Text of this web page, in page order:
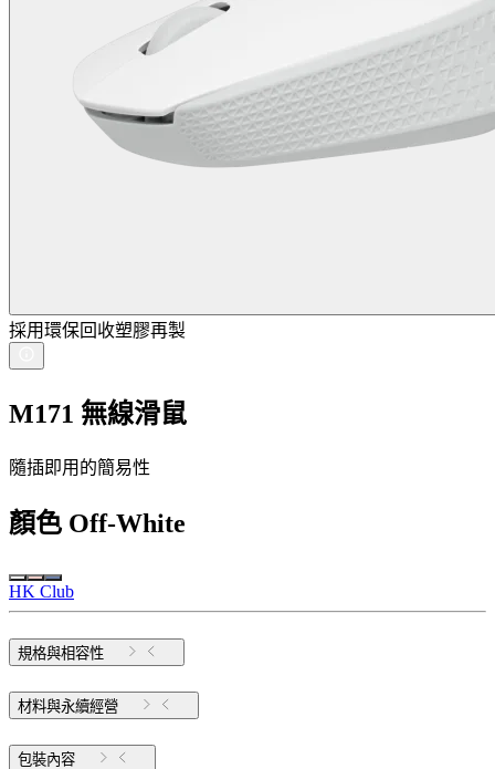
採用環保回收塑膠再製
M171 無線滑鼠
隨插即用的簡易性
顏色 Off-White
HK Club
規格與相容性
材料與永續經營
包裝內容